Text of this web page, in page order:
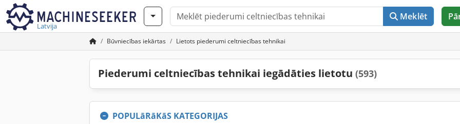
Latvija
Meklēt
Būvniecības iekārtas Lietots piederumi celtniecības tehnikai
Piederumi celtniecības tehnikai iegādāties lietotu (593)
POPULāRāKāS KATEGORIJAS